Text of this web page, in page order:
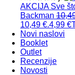
AKCIJA Sve
Backman
10,49 €.4,99 €
Novi naslovi
Booklet
Outlet
Recenzije
Novosti